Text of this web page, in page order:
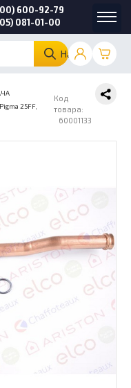
Найти
600-92-79
081-01-00
25FF,
Код
товара:
60001133